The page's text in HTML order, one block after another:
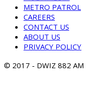
METRO PATROL
CAREERS
CONTACT US
ABOUT US
PRIVACY POLICY
© 2017 - DWIZ 882 AM